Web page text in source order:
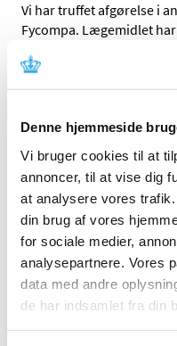
Denne hjemmeside
Vi bruger cookies til at
annoncer, til at vise dig
at analysere vores
din brug af vores
for sociale medier,
analysepartnere. Vores
data med andre
de har indsamlet fra din
Vi har truffet afgørelse i
Fycompa. Lægemidlet
Afgørelse om
Vi har truffet afgørelse i
Alle (2506)
TID
2026 (84)
2025 (158)
2024 (224)